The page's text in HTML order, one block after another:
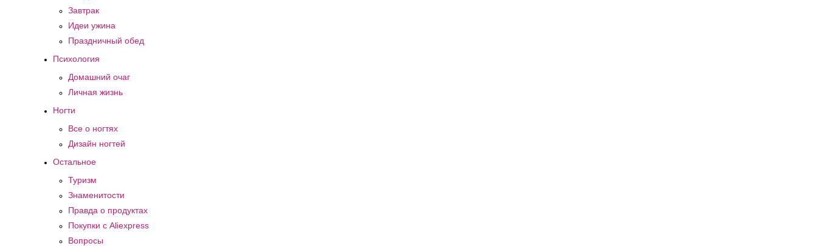
Завтрак
Идеи ужина
Праздничный обед
Психология
Домашний очаг
Личная жизнь
Ногти
Все о ногтях
Дизайн ногтей
Остальное
Туризм
Знаменитости
Правда о продуктах
Покупки с Aliexpress
Вопросы